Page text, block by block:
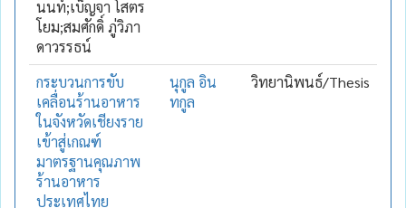
นนท์;เบ็ญจา โสตร
โยม;สมศักดิ์ ภู่วิภา
ดาวรรธน์
กระบวนการขับ
เคลื่อนร้านอาหาร
ในจังหวัดเชียงราย
เข้าสู่เกณฑ์
มาตรฐานคุณภาพ
ร้านอาหาร
ประเทศไทย
นุกูล อิน
ทกูล
วิทยานิพนธ์/Thesis